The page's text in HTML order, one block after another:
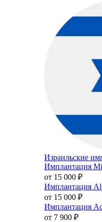
Израильские
Имплантация
от 15 000 ₽
Имплантация
от 15 000 ₽
Имплантация
от 7 900 ₽